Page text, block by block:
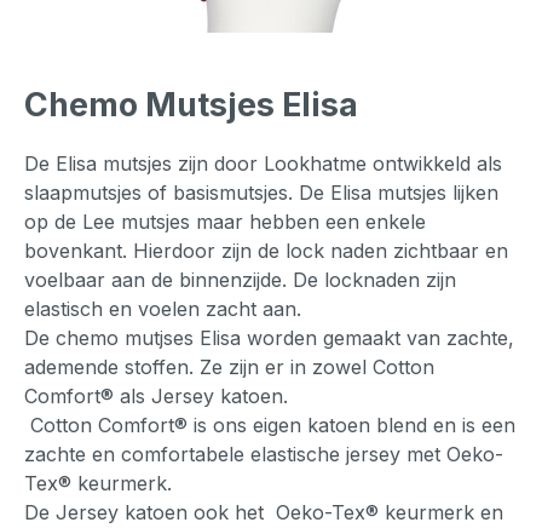
Chemo Mutsjes Elisa
De Elisa mutsjes zijn door Lookhatme ontwikkeld als
slaapmutsjes of basismutsjes. De Elisa mutsjes lijken
op de Lee mutsjes maar hebben een enkele
bovenkant. Hierdoor zijn de lock naden zichtbaar en
voelbaar aan de binnenzijde. De locknaden zijn
elastisch en voelen zacht aan.
De chemo mutjses Elisa worden gemaakt van zachte,
ademende stoffen. Ze zijn er in zowel Cotton
Comfort® als Jersey katoen.
Cotton Comfort® is ons eigen katoen blend en is een
zachte en comfortabele elastische jersey met Oeko-
Tex® keurmerk.
De Jersey katoen ook het Oeko-Tex® keurmerk en